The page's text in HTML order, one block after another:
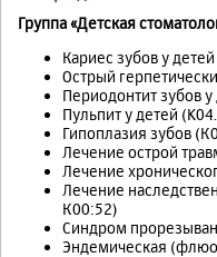
Группа «Детская
Кариес зубов у
Острый
Периодонтит зубов
Пульпит у детей
Гипоплазия зубов
Лечение острой
Лечение
Лечение
К00:52)
Синдром
Эндемическая